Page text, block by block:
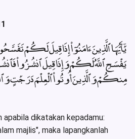
يَٰٓأَيُّهَا ٱلَّذِينَ ءَامَنُوٓا۟ إِذَا قِيلَ لَكُمْ
يَفْسَحِ ٱللَّهُ لَكُمْ وَإِذَا قِيلَ ٱنشُزُوا۟
apabila dikatakan kepadamu:
majlis", maka lapangkanlah